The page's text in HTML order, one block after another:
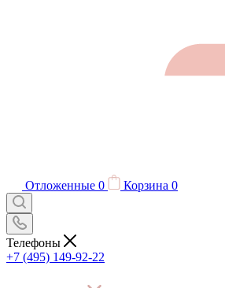
Отложенные 0 Корзина 0
Телефоны
+7 (495) 149-92-22